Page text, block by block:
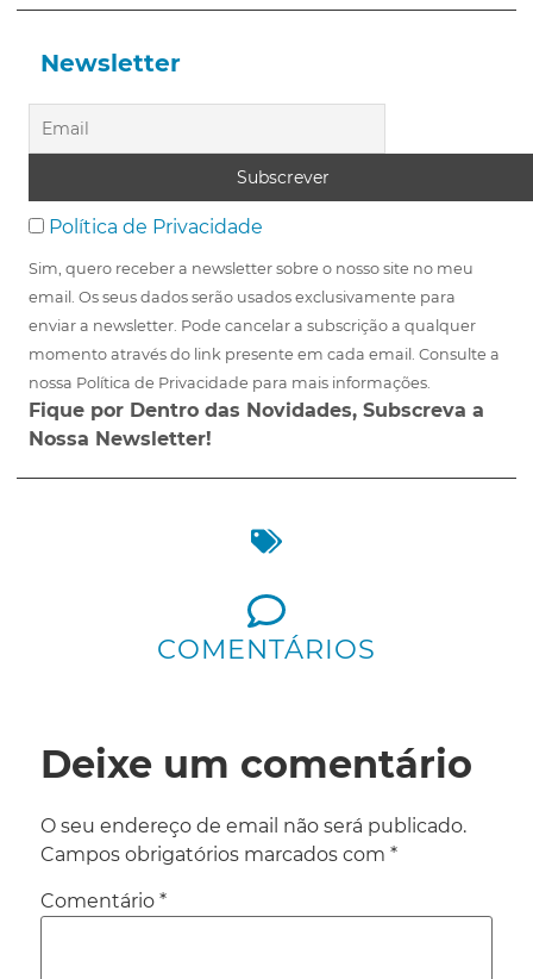
Newsletter
Política de Privacidade
Sim, quero receber a newsletter sobre o nosso site no meu
email. Os seus dados serão usados exclusivamente para
enviar a newsletter. Pode cancelar a subscrição a qualquer
momento através do link presente em cada email. Consulte a
nossa Política de Privacidade para mais informações.
Fique por Dentro das Novidades, Subscreva a
Nossa Newsletter!
COMENTÁRIOS
Deixe um comentário
O seu endereço de email não será publicado.
Campos obrigatórios marcados com *
Comentário *